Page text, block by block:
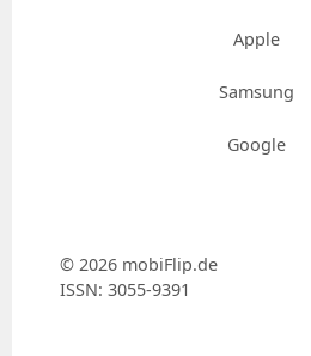
Apple
Samsung
Google
© 2026 mobiFlip.de
ISSN: 3055-9391